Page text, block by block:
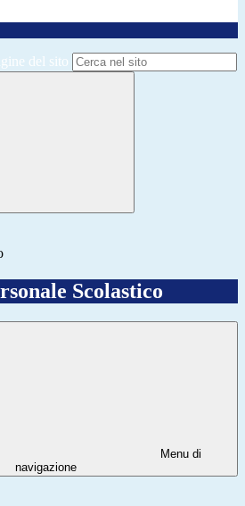
del sito
Scolastico
Menu di
navigazione